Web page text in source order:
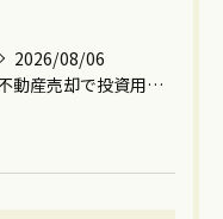
2026/08/06
不動産売却で投資用ワンルームマンションを高額で手放すための実践ステップと損失回避のポイント